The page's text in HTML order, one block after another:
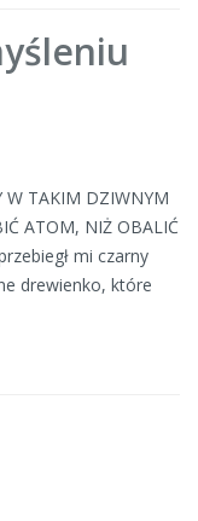
W TAKIM DZIWNYM
ATOM, NIŻ OBALIĆ
mi czarny
drewienko, które